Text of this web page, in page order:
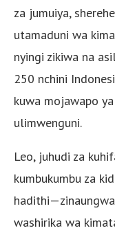
za jumuiya,
utamaduni wa
nyingi zikiwa na
250 nchini
kuwa mojawapo
ulimwenguni.
Leo, juhudi za
kumbukumbu za
washirika wa